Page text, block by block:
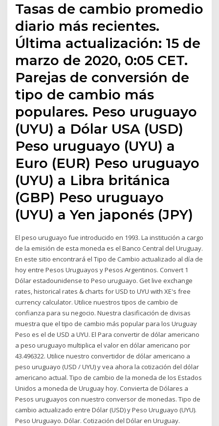
Tasas de cambio promedio
diario más recientes.
Última actualización: 15 de
marzo de 2020, 0:05 CET.
Parejas de conversión de
tipo de cambio más
populares. Peso uruguayo
(UYU) a Dólar USA (USD)
Peso uruguayo (UYU) a
Euro (EUR) Peso uruguayo
(UYU) a Libra británica
(GBP) Peso uruguayo
(UYU) a Yen japonés (JPY)
El peso uruguayo fue introducido en 1993. La institución a cargo
de la emisión de esta moneda es el Banco Central del Uruguay.
En este sitio encontrará el Tipo de Cambio actualizado al día de
hoy entre Pesos Uruguayos y Pesos Argentinos. Convert 1
Dólar estadounidense to Peso uruguayo. Get live exchange
rates, historical rates & charts for USD to UYU with XE's free
currency calculator. Utilice nuestros tipos de cambio de
confianza para su negocio. Nuestra clasificación de divisas
muestra que el tipo de cambio más popular para los Uruguay
Peso es el de USD a UYU. El Para convertir de dólar americano
a peso uruguayo multiplica el valor en dólar americano por
43.496322. Utilice nuestro convertidor de dólar americano a
peso uruguayo (USD / UYU) y vea ahora la cotización del dólar
americano actual. Tipo de cambio de la moneda de los Estados
Unidos a moneda de Uruguay hoy. Convierta de Dólares a
Pesos uruguayos con nuestro conversor de monedas. Tipo de
cambio actualizado entre Dólar (USD) y Peso Uruguayo (UYU).
Peso Uruguayo. Dólar. Cotización del Dólar en Uruguay.